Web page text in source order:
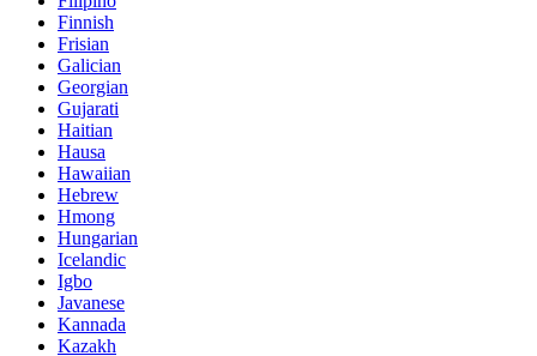
Finnish
Frisian
Galician
Georgian
Gujarati
Haitian
Hausa
Hawaiian
Hebrew
Hmong
Hungarian
Icelandic
Igbo
Javanese
Kannada
Kazakh